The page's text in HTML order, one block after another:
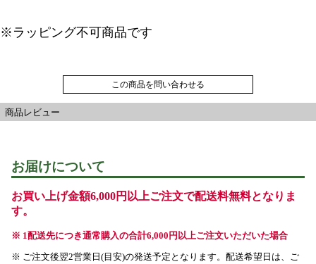
※ラッピング不可商品です
この商品を問い合わせる
商品レビュー